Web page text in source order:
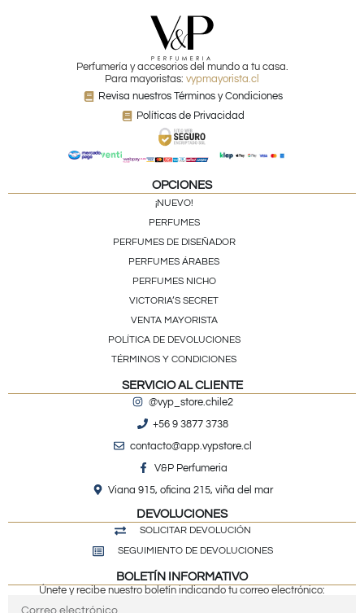
Perfumería y accesorios del mundo a tu casa.
Para mayoristas: vypmayorista.cl
Revisa nuestros Términos y Condiciones
Políticas de Privacidad
OPCIONES
¡NUEVO!
PERFUMES
PERFUMES DE DISEÑADOR
PERFUMES ÁRABES
PERFUMES NICHO
VICTORIA’S SECRET
VENTA MAYORISTA
POLÍTICA DE DEVOLUCIONES
TÉRMINOS Y CONDICIONES
SERVICIO AL CLIENTE
@vyp_store.chile2
+56 9 3877 3738
contacto@app.vypstore.cl
V&P Perfumeria
Viana 915, oficina 215, viña del mar
DEVOLUCIONES
SOLICITAR DEVOLUCIÓN
SEGUIMIENTO DE DEVOLUCIONES
BOLETÍN INFORMATIVO
Únete y recibe nuestro boletín indicando tu correo electrónico: